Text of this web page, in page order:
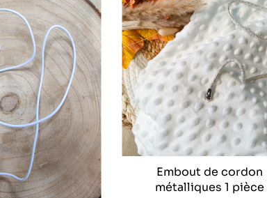
Embout de cordon
métalliques 1 pièce